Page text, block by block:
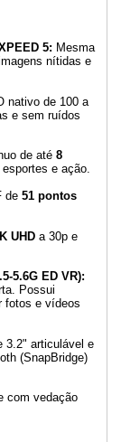
5: Mesma
nítidas e
nativo de 100 a
e sem ruídos
de até 8
e ação.
de 51 pontos
UHD a 30p e
5.6G ED VR):
Possui
fotos e vídeos
3.2" articulável e
(SnapBridge)
com vedação